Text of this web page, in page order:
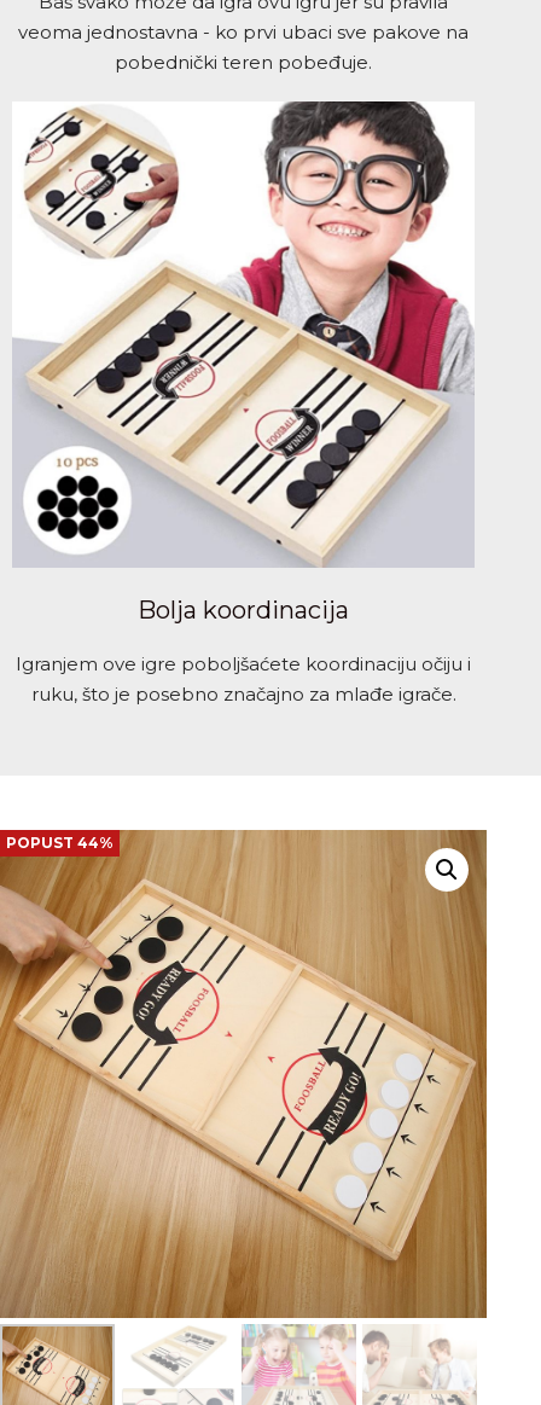
veoma jednostavna - ko prvi ubaci sve pakove na
pobednički teren pobeđuje.
Bolja koordinacija
Igranjem ove igre poboljšaćete koordinaciju očiju i
ruku, što je posebno značajno za mlađe igrače.
POPUST 44%